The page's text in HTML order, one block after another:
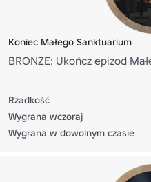
Koniec Małego Sanktuarium
BRONZE: Ukończ epizod
Rzadkość
Wygrana wczoraj
Wygrana w dowolnym czasie